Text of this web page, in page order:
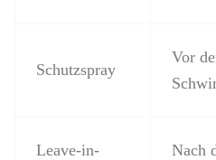
Schutzspray
Vor
Leave-in-
Nach